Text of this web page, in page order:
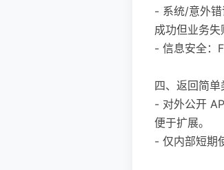
- 系统/意外
成功但业务失
- 信息安全：
四、返回简单
- 对外公开
便于扩展。
- 仅内部短期